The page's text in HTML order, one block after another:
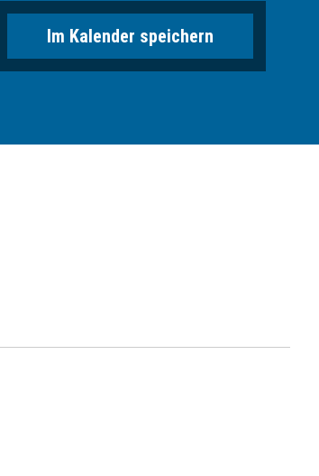
Im Kalender speichern